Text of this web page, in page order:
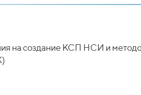
на создание КСП НСИ и